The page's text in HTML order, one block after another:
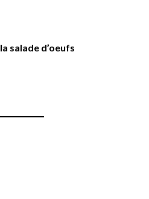
salade d’oeufs